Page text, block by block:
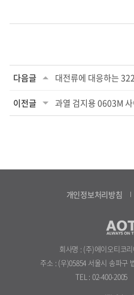
다음글
이전글 과열 검지용 0603M
개인정보처리방침
회사명 : (주)에이오티코
주소 : (우)05854 서울시 송파구
TEL : 02-400-2005